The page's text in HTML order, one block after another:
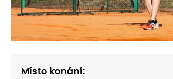
Místo konání: